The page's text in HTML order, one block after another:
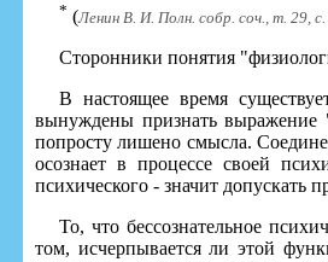
* (Ленин В. И. Полн. собр. соч., т. 29, с.
Сторонники понятия
В настоящее время
вынуждены признать выражение
попросту лишено смысла.
осознает в процессе своей
психического - значит
То, что бессознательное
том, исчерпывается ли этой